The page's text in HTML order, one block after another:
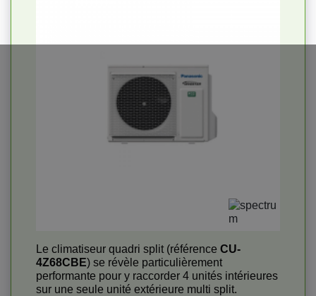
Le climatiseur quadri split (référence CU-
4Z68CBE) se révèle particulièrement
performante pour y raccorder 4 unités intérieures
sur une seule unité extérieure multi split.